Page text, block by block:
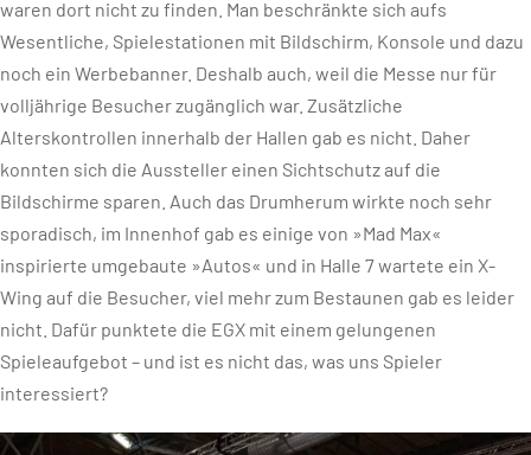
waren dort nicht zu finden. Man beschränkte sich aufs
Wesentliche, Spielestationen mit Bildschirm, Konsole und dazu
noch ein Werbebanner. Deshalb auch, weil die Messe nur für
volljährige Besucher zugänglich war. Zusätzliche
Alterskontrollen innerhalb der Hallen gab es nicht. Daher
konnten sich die Aussteller einen Sichtschutz auf die
Bildschirme sparen. Auch das Drumherum wirkte noch sehr
sporadisch, im Innenhof gab es einige von »Mad Max«
inspirierte umgebaute »Autos« und in Halle 7 wartete ein X-
Wing auf die Besucher, viel mehr zum Bestaunen gab es leider
nicht. Dafür punktete die EGX mit einem gelungenen
Spieleaufgebot – und ist es nicht das, was uns Spieler
interessiert?